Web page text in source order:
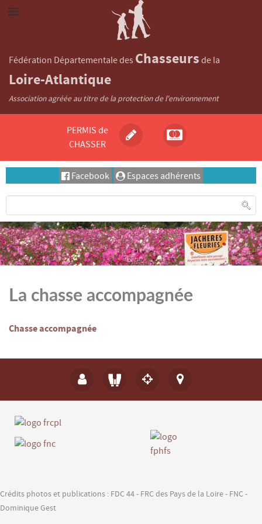
Fédération Départementale des Chasseurs de la
Loire-Atlantique
Association agréée au titre de la protection de l'environnement
PERMIS de
CHASSER
Facebook Espaces adhérents
La chasse accompagnée
Chasse accompagnée
Crédits photos et publications : FDC 44 - FRC des Pays de la Loire - FNC -
Dominique Gest